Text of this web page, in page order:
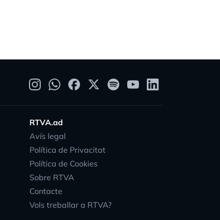
RTVA.ad
Avís legal
Política de Privacitat
Política de Cookies
Sobre RTVA
Contacte
Vols treballar a RTVA?